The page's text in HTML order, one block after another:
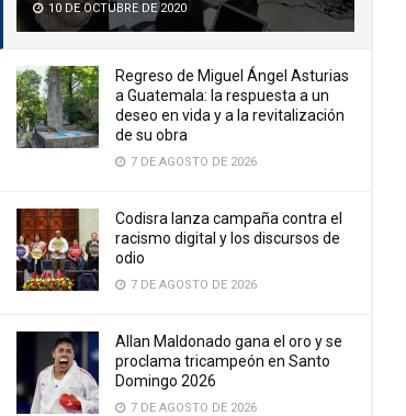
10 DE OCTUBRE DE 2020
Regreso de Miguel Ángel Asturias
a Guatemala: la respuesta a un
deseo en vida y a la revitalización
de su obra
7 DE AGOSTO DE 2026
Codisra lanza campaña contra el
racismo digital y los discursos de
odio
7 DE AGOSTO DE 2026
Allan Maldonado gana el oro y se
proclama tricampeón en Santo
Domingo 2026
7 DE AGOSTO DE 2026